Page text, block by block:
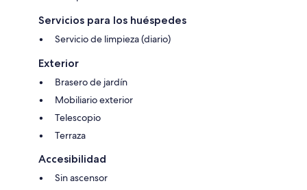
Servicios para los huéspedes
Servicio de limpieza (diario)
Exterior
Brasero de jardín
Mobiliario exterior
Telescopio
Terraza
Accesibilidad
Sin ascensor